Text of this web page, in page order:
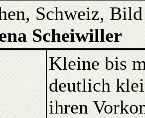
Schweiz, Bild
Scheiwiller
Kleine bis
deutlich
ihren